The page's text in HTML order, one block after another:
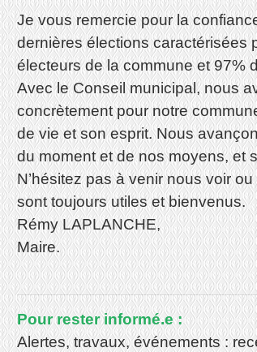
Je vous remercie pour la
dernières élections caractérisées
électeurs de la commune et 97%
Avec le Conseil municipal, nous
concrètement pour notre
de vie et son esprit. Nous
du moment et de nos moyens, et
N’hésitez pas à venir nous voir
sont toujours utiles et bienvenus.
Rémy LAPLANCHE,
Maire.
Pour rester informé.e :
Alertes, travaux, événements :